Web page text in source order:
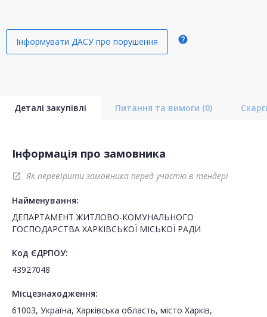
Інформувати ДАСУ про порушення help
Деталі закупівлі Питання та вимоги (0)
Інформація про замовника
open_in_new Як перевірити замовника перед участю в тендері
Найменування:
ДЕПАРТАМЕНТ ЖИТЛОВО-КОМУНАЛЬНОГО
ГОСПОДАРСТВА ХАРКІВСЬКОЇ МІСЬКОЇ РАДИ
Код ЄДРПОУ:
43927048
Місцезнаходження:
61003, Україна, Харківська область, місто Харків,